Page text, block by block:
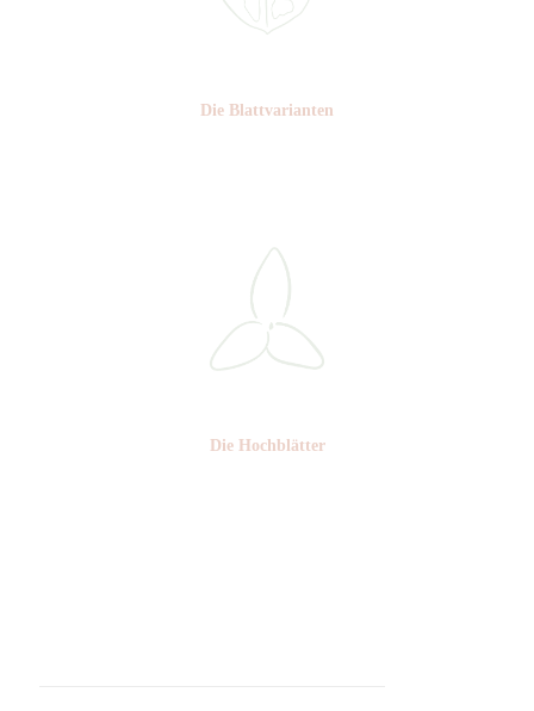
Die Blattvarianten
Die Hochblätter